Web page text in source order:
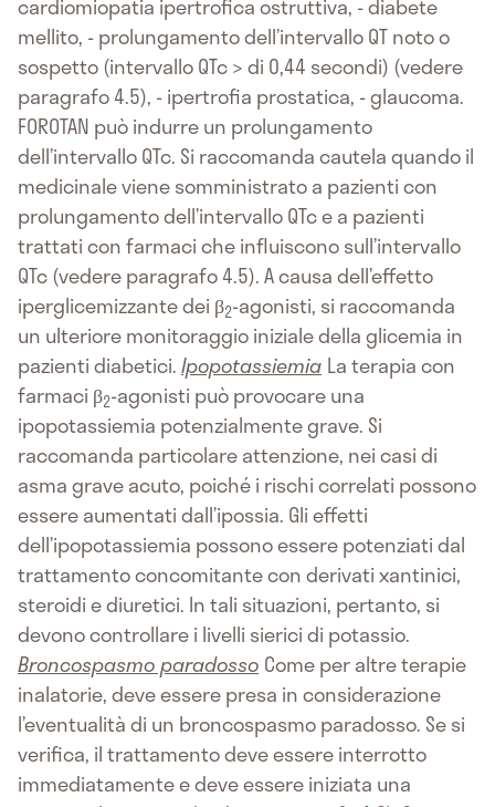
cardiomiopatia ipertrofica ostruttiva, - diabete
mellito, - prolungamento dell’intervallo QT noto o
sospetto (intervallo QTc > di 0,44 secondi) (vedere
paragrafo 4.5), - ipertrofia prostatica, - glaucoma.
FOROTAN può indurre un prolungamento
dell’intervallo QTc. Si raccomanda cautela quando il
medicinale viene somministrato a pazienti con
prolungamento dell’intervallo QTc e a pazienti
trattati con farmaci che influiscono sull’intervallo
QTc (vedere paragrafo 4.5). A causa dell’effetto
iperglicemizzante dei β2-agonisti, si raccomanda
un ulteriore monitoraggio iniziale della glicemia in
pazienti diabetici.Ipopotassiemia La terapia con
farmaci β2-agonisti può provocare una
ipopotassiemia potenzialmente grave. Si
raccomanda particolare attenzione, nei casi di
asma grave acuto, poiché i rischi correlati possono
essere aumentati dall’ipossia. Gli effetti
dell’ipopotassiemia possono essere potenziati dal
trattamento concomitante con derivati xantinici,
steroidi e diuretici. In tali situazioni, pertanto, si
devono controllare i livelli sierici di potassio.
Broncospasmo paradosso Come per altre terapie
inalatorie, deve essere presa in considerazione
l’eventualità di un broncospasmo paradosso. Se si
verifica, il trattamento deve essere interrotto
immediatamente e deve essere iniziata una